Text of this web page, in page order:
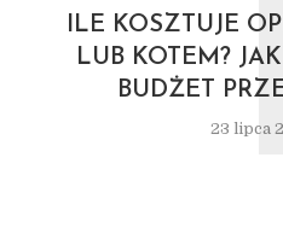
ILE KOSZTUJE
LUB KOTEM?
BUDŻET
23 lipca